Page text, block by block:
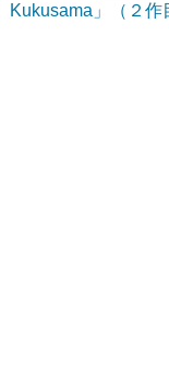
Kukusama」（２作